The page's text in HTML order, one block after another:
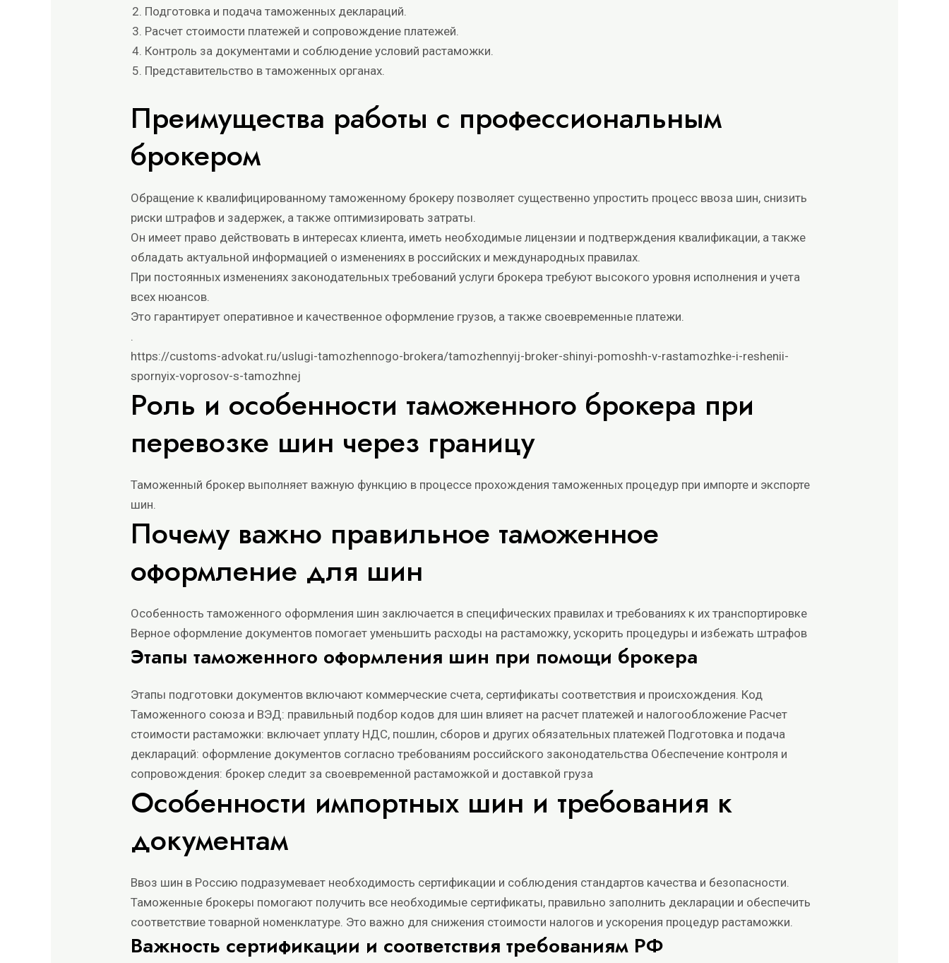
Подготовка и подача таможенных деклараций.
Расчет стоимости платежей и сопровождение платежей.
Контроль за документами и соблюдение условий растаможки.
Представительство в таможенных органах.
Преимущества работы с профессиональным
брокером
Обращение к квалифицированному таможенному брокеру позволяет существенно упростить процесс ввоза шин, снизить
риски штрафов и задержек, а также оптимизировать затраты.
Он имеет право действовать в интересах клиента, иметь необходимые лицензии и подтверждения квалификации, а также
обладать актуальной информацией о изменениях в российских и международных правилах.
При постоянных изменениях законодательных требований услуги брокера требуют высокого уровня исполнения и учета
всех нюансов.
Это гарантирует оперативное и качественное оформление грузов, а также своевременные платежи.
https://customs-advokat.ru/uslugi-tamozhennogo-brokera/tamozhennyij-broker-shinyi-pomoshh-v-rastamozhke-i-reshenii-
spornyix-voprosov-s-tamozhnej
Роль и особенности таможенного брокера при
перевозке шин через границу
Таможенный брокер выполняет важную функцию в процессе прохождения таможенных процедур при импорте и экспорте
шин.
Почему важно правильное таможенное
оформление для шин
Особенность таможенного оформления шин заключается в специфических правилах и требованиях к их транспортировке
Верное оформление документов помогает уменьшить расходы на растаможку, ускорить процедуры и избежать штрафов
Этапы таможенного оформления шин при помощи брокера
Этапы подготовки документов включают коммерческие счета, сертификаты соответствия и происхождения. Код
Таможенного союза и ВЭД: правильный подбор кодов для шин влияет на расчет платежей и налогообложение Расчет
стоимости растаможки: включает уплату НДС, пошлин, сборов и других обязательных платежей Подготовка и подача
деклараций: оформление документов согласно требованиям российского законодательства Обеспечение контроля и
сопровождения: брокер следит за своевременной растаможкой и доставкой груза
Особенности импортных шин и требования к
документам
Ввоз шин в Россию подразумевает необходимость сертификации и соблюдения стандартов качества и безопасности.
Таможенные брокеры помогают получить все необходимые сертификаты, правильно заполнить декларации и обеспечить
соответствие товарной номенклатуре. Это важно для снижения стоимости налогов и ускорения процедур растаможки.
Важность сертификации и соответствия требованиям РФ